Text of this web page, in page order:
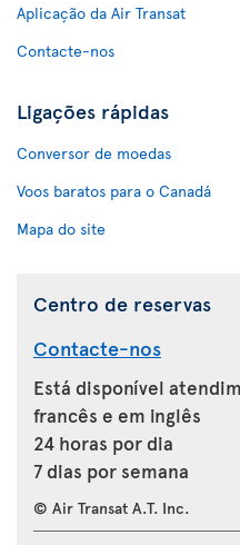
Aplicação da Air Transat
Contacte-nos
Ligações rápidas
Conversor de moedas
Voos baratos para o Canadá
Mapa do site
Centro de reservas
Contacte-nos
Está disponível
francês e em inglês
24 horas por dia
7 dias por semana
© Air Transat A.T. Inc.